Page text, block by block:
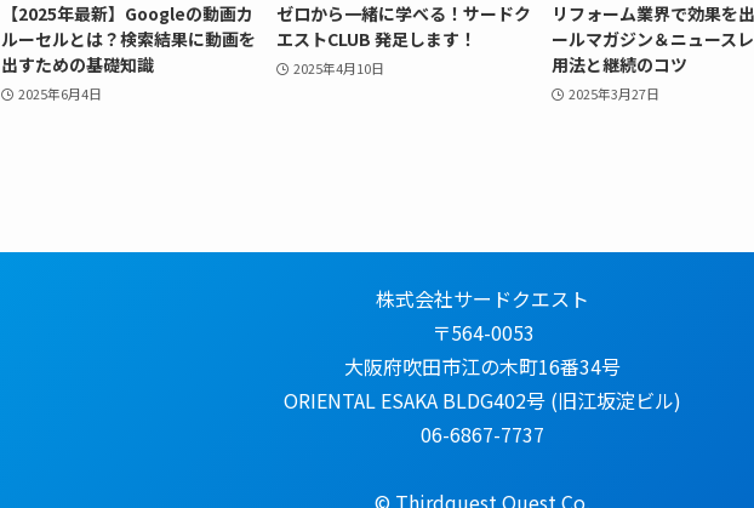
【2025年最新】Googleの動画カ
ルーセルとは？検索結果に動画を
出すための基礎知識
2025年6月4日
ゼロから一緒に学べる！サードク
エストCLUB 発足します！
2025年4月10日
リフォーム業界で効果を
ールマガジン＆ニュース
用法と継続のコツ
2025年3月27日
株式会社サードクエスト
〒564-0053
大阪府吹田市江の木町16番34号
ORIENTAL ESAKA BLDG402号 (旧江坂淀ビル)
06-6867-7737
© Thirdquest Quest Co.